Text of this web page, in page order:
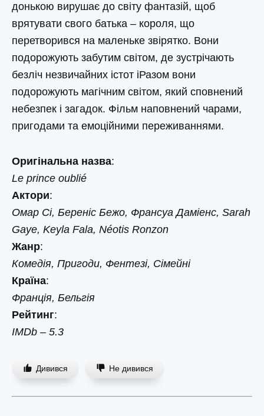
донькою вирушає до світу фантазій, щоб
врятувати свого батька – короля, що
перетворився на маленьке звірятко. Вони
подорожують забутим світом, де зустрічають
безліч незвичайних істот іРазом вони
подорожують магічним світом, який сповнений
небезпек і загадок. Фільм наповнений чарами,
пригодами та емоційними переживаннями.
Оригінальна назва:
Le prince oublié
Актори:
Омар Сі, Береніс Бежо, Франсуа Даміенс, Sarah
Gaye, Keyla Fala, Néotis Ronzon
Жанр:
Комедія, Пригоди, Фентезі, Сімейні
Країна:
Франція, Бельгія
Рейтинг:
IMDb – 5.3
Дивився Не дивився